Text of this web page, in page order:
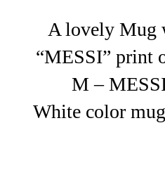
A lovely Mug
“MESSI” print
M –
White color